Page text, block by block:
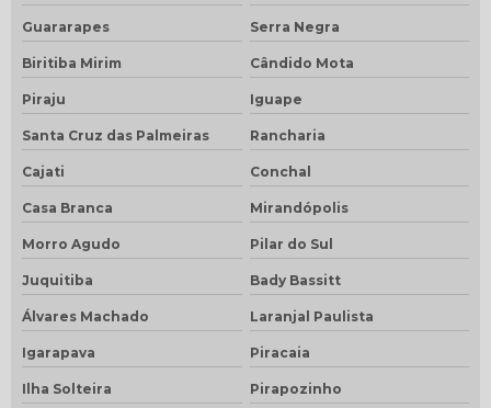
Guararapes Serra Negra
Biritiba Mirim Cândido Mota
Piraju Iguape
Santa Cruz das Palmeiras Rancharia
Cajati Conchal
Casa Branca Mirandópolis
Morro Agudo Pilar do Sul
Juquitiba Bady Bassitt
Álvares Machado Laranjal Paulista
Igarapava Piracaia
Ilha Solteira Pirapozinho